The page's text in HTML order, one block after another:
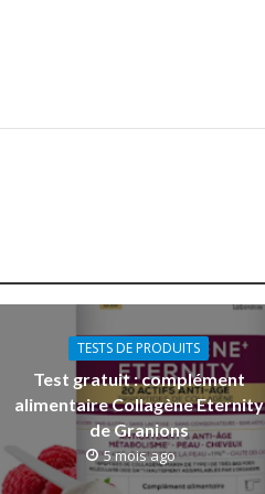
TESTS DE PRODUITS
Test gratuit : complément
alimentaire Collagène Eternity
de Granions
5 mois ago